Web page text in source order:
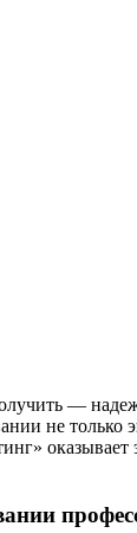
—
не